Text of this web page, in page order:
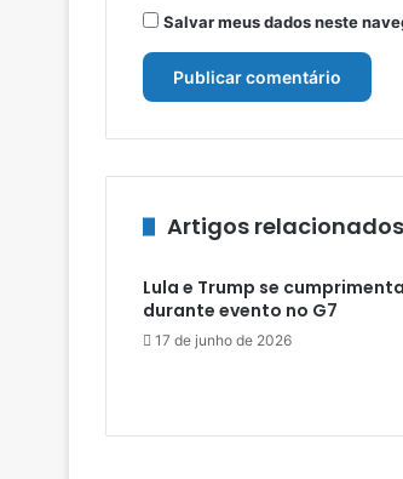
Salvar meus dados neste
Artigos relacionados
Lula e Trump se
durante evento no G7
17 de junho de 2026